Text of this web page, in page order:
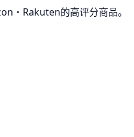
・Rakuten的高评分商品。